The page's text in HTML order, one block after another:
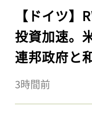
【ドイツ】
投資加速。
連邦政府と
3時間前